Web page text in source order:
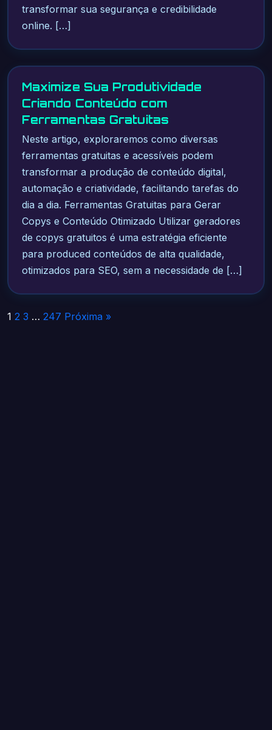
transformar sua segurança e credibilidade
online. […]
Maximize Sua Produtividade
Criando Conteúdo com
Ferramentas Gratuitas
Neste artigo, exploraremos como diversas
ferramentas gratuitas e acessíveis podem
transformar a produção de conteúdo digital,
automação e criatividade, facilitando tarefas do
dia a dia. Ferramentas Gratuitas para Gerar
Copys e Conteúdo Otimizado Utilizar geradores
de copys gratuitos é uma estratégia eficiente
para produced conteúdos de alta qualidade,
otimizados para SEO, sem a necessidade de […]
Paginação
1 2 3 … 247 Próxima »